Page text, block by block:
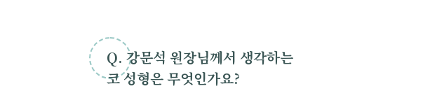
Q. 강문석 원장님께서 생각하는
코 성형은 무엇인가요?